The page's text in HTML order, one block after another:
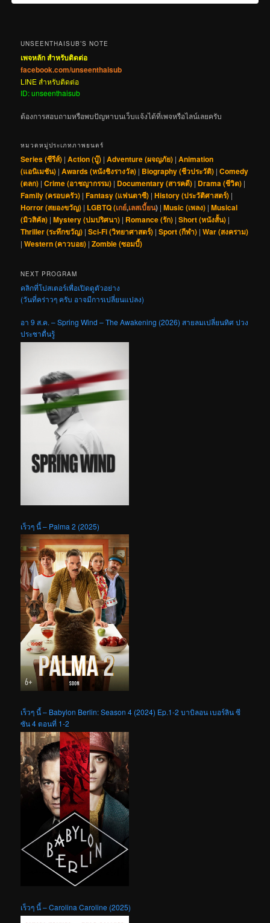
UNSEENTHAISUB’S NOTE
เพจหลัก สำหรับติดต่อ
facebook.com/unseenthaisub
LINE สำหรับติดต่อ
ID: unseenthaisub
ต้องการสอบถามหรือพบปัญหาบนเว็บแจ้งได้ที่เพจหรือไลน์เลยครับ
หมวดหมู่ประเภทภาพยนตร์
Series (ซีรีส์) |Action (บู๊) |Adventure (ผจญภัย) |Animation
(แอนิเมชัน) |Awards (หนังชิงรางวัล) | Biography (ชีวประวัติ) |Comedy
(ตลก) |Crime (อาชญากรรม) | Documentary (สารคดี) | Drama (ชีวิต) |
Family (ครอบครัว) |Fantasy (แฟนตาซี) |History (ประวัติศาสตร์) |
Horror (สยองขวัญ) | LGBTQ (เกย์,เลสเบี้ยน) |Music (เพลง) |Musical
(มิวสิคัล) |Mystery (ปมปริศนา) | Romance (รัก) |Short (หนังสั้น) |
Thriller (ระทึกขวัญ) |Sci-Fi (วิทยาศาสตร์) |Sport (กีฬา) |War (สงคราม)
|Western (คาวบอย) |Zombie (ซอมบี้)
NEXT PROGRAM
คลิกที่โปสเตอร์เพื่อเปิดดูตัวอย่าง
(วันที่คร่าวๆ ครับ อาจมีการเปลี่ยนแปลง)
อา 9 ส.ค. – Spring Wind – The Awakening (2026) สายลมเปลี่ยนทิศ ปวง
ประชาตื่นรู้
เร็วๆ นี้ – Palma 2 (2025)
เร็วๆ นี้ – Babylon Berlin: Season 4 (2024) Ep.1-2 บาบิลอน เบอร์ลิน ซี
ซัน 4 ตอนที่ 1-2
เร็วๆ นี้ – Carolina Caroline (2025)